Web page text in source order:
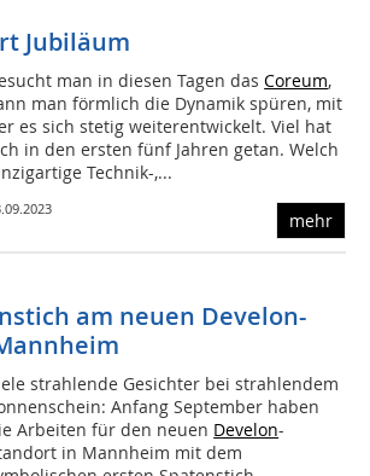
Jubiläum
man in diesen Tagen dasCoreum,
man förmlich die Dynamik spüren, mit
es sich stetig weiterentwickelt. Viel hat
in den ersten fünf Jahren getan. Welch
Technik-,...
mehr
am neuen Develon-
strahlende Gesichter bei strahlendem
Anfang September haben
Arbeiten für den neuen Develon-
in Mannheim mit dem